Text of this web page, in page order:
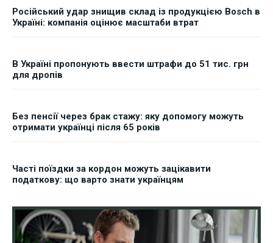
Російський удар знищив склад із продукцією Bosch в
Україні: компанія оцінює масштаби втрат
В Україні пропонують ввести штрафи до 51 тис. грн
для дропів
Без пенсії через брак стажу: яку допомогу можуть
отримати українці після 65 років
Часті поїздки за кордон можуть зацікавити
податкову: що варто знати українцям